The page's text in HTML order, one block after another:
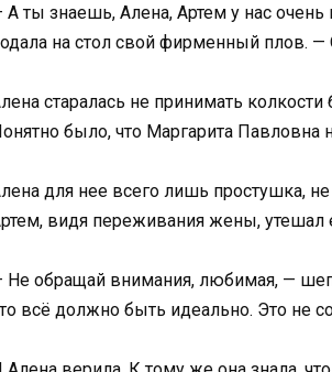
А ты знаешь, Алена, Артем у нас
на стол свой фирменный плов.
старалась не принимать
было, что Маргарита Павловна
для нее всего лишь простушка,
видя переживания жены, утешал
Не обращай внимания, любимая, —
всё должно быть идеально. Это не